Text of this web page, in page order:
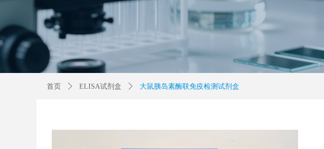
首页 ꄲ ELISA试剂盒 ꄲ 大鼠胰岛素酶联免疫检测试剂盒